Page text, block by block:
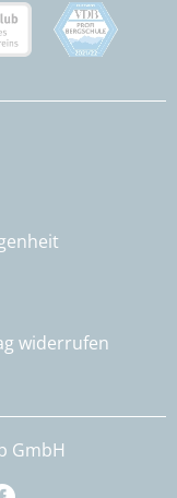
widerrufen
GmbH